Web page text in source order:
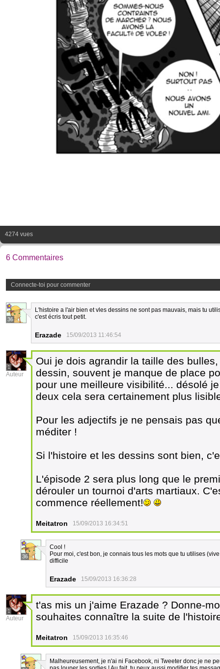
4274 vues
6 Commentaires
Connecte-toi pour commenter
36
L'histoire a l'air bien et vles dessins ne sont pas mauvais, mais tu
c'est écris tout petit.
Erazade 15/09/2013 11:46:54
1
Auteur
Oui je dois agrandir la taille des
dessin, souvent je manque de place
pour une meilleure visibilité... désolé
deux cela sera certainement plus
Pour les adjectifs je ne pensais pas
méditer !
Si l'histoire et les dessins sont bien,
L'épisode 2 sera plus long que le
dérouler un tournoi d'arts martiaux.
commence réellement!
Meitatron 15/09/2013 16:34:51
36
Cool !
Pour moi, c'est bon, je connais tous les mots que tu utilises
difficile
Erazade 15/09/2013 16:36:28
1
Auteur
t'as mis un j'aime Erazade ? Donne-
souhaites connaître la suite de
Meitatron 15/09/2013 16:35:46
Malheureusement, je n'ai ni Facebook, ni Tweeter donc je ne